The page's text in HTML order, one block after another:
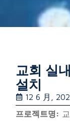
교회 실
설치
12 6 月,
프로젝트명: